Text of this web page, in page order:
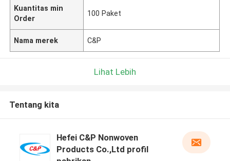
Kuantitas min
Order
100 Paket
Nama merek C&P
Lihat Lebih
Tentang kita
Hefei C&P Nonwoven
Products Co.,Ltd profil